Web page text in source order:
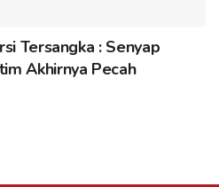
Tersangka : Senyap
Akhirnya Pecah